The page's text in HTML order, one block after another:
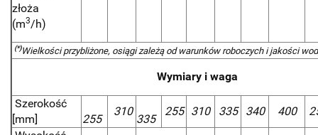
złoża
(m3/h)
(*)Wielkości przybliżone, osiągi zależą od warunków roboczych i jakości
Wymiary i waga
Szerokość
[mm]
255
310
335
255 310 335 340 400